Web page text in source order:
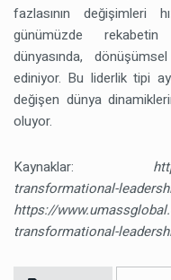
fazlasının değişimleri
günümüzde
dünyasında,
ediniyor. Bu liderlik tipi
değişen dünya
oluyor.
Kaynaklar:
https://
transformational-